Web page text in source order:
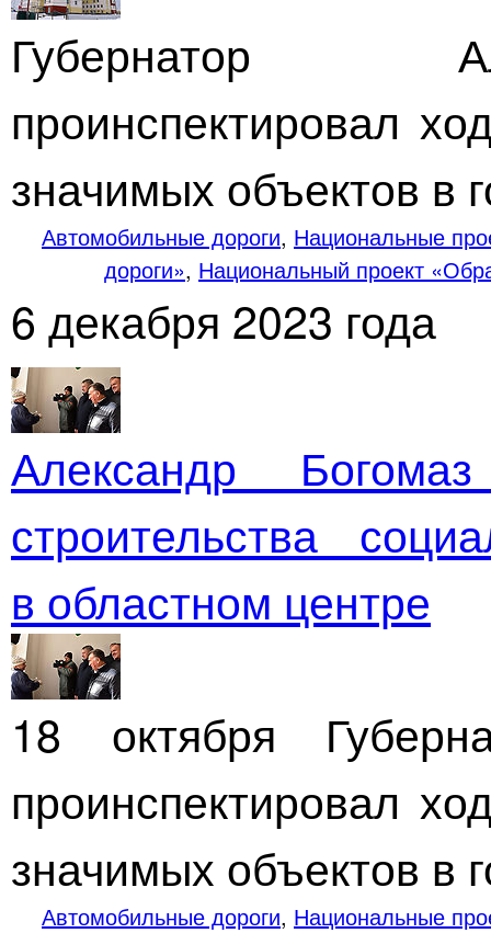
Губернатор
проинспектировал
значимых объектов в
Автомобильные дороги, Национальные
дороги», Национальный проект
6 декабря 2023 года
Александр
строительства
в областном центре
18 октября
проинспектировал
значимых объектов в
Автомобильные дороги, Национальные